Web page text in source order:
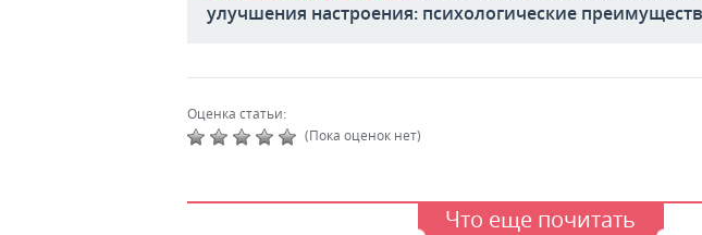
улучшения настроения: психологические
Оценка статьи:
(Пока оценок нет)
Что еще почитать